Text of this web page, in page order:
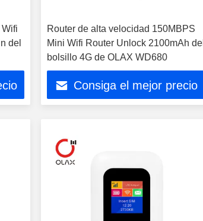
del
Router de alta velocidad 150MBPS
Mini Wifi Router Unlock 2100mAh del
bolsillo 4G de OLAX WD680
Consiga el mejor precio